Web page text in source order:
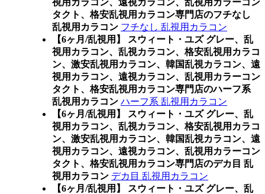
視用カラコン、遠視カラコン、乱視用カラーコン
タクト、格安乱視用カラコン専門店のフチなし
乱視用カラコン フチなし 乱視用カラコン
【6ヶ月/乱視用】 スウィート・ユズ グレー、乱
視用カラコン、乱視カラコン、格安乱視用カラコ
ン、激安乱視用カラコン、韓国乱視カラコン、遠
視用カラコン、遠視カラコン、乱視用カラーコン
タクト、格安乱視用カラコン専門店のハーフ系
乱視用カラコン ハーフ系 乱視用カラコン
【6ヶ月/乱視用】 スウィート・ユズ グレー、乱
視用カラコン、乱視カラコン、格安乱視用カラコ
ン、激安乱視用カラコン、韓国乱視カラコン、遠
視用カラコン、遠視カラコン、乱視用カラーコン
タクト、格安乱視用カラコン専門店のデカ目 乱
視用カラコン デカ目 乱視用カラコン
【6ヶ月/乱視用】 スウィート・ユズ グレー、乱